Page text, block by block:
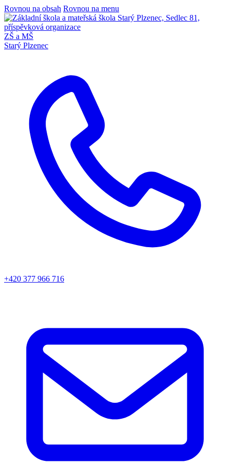
Rovnou na obsah Rovnou na menu
ZŠ a MŠ
Starý Plzenec
+420 377 966 716